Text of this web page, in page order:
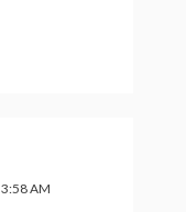
3:58 AM